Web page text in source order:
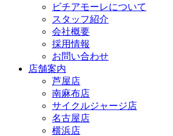
ビチアモーレについて
スタッフ紹介
会社概要
採用情報
お問い合わせ
店舗案内
芦屋店
南麻布店
サイクルジャージ店
名古屋店
横浜店